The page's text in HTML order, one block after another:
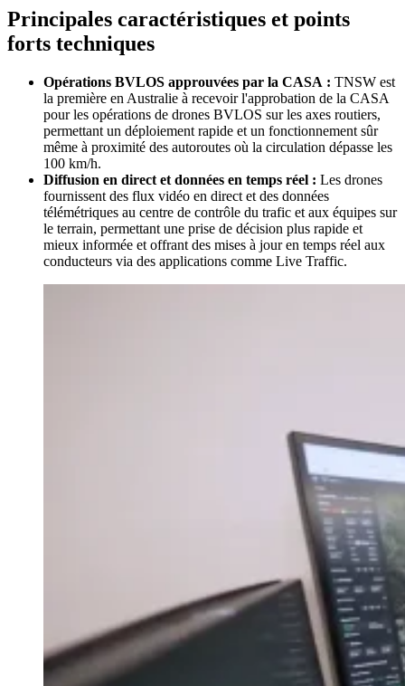
Principales caractéristiques et points
forts techniques
Opérations BVLOS approuvées par la CASA : TNSW est
la première en Australie à recevoir l'approbation de la CASA
pour les opérations de drones BVLOS sur les axes routiers,
permettant un déploiement rapide et un fonctionnement sûr
même à proximité des autoroutes où la circulation dépasse les
100 km/h.
Diffusion en direct et données en temps réel : Les drones
fournissent des flux vidéo en direct et des données
télémétriques au centre de contrôle du trafic et aux équipes sur
le terrain, permettant une prise de décision plus rapide et
mieux informée et offrant des mises à jour en temps réel aux
conducteurs via des applications comme Live Traffic.